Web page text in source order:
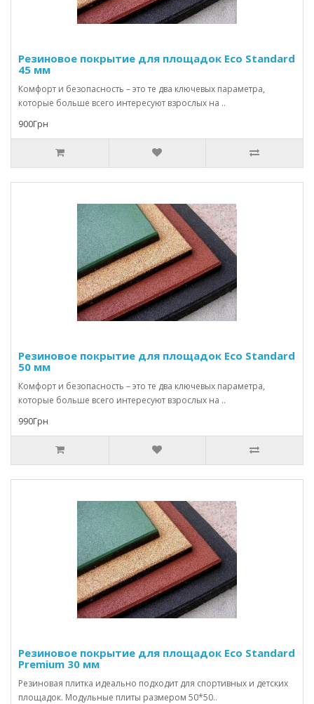
Резиновое покрытие для площадок Eco Standard
45 мм
Комфорт и безопасность – это те два ключевых параметра,
которые больше всего интересуют взрослых на ..
900Грн
Резиновое покрытие для площадок Eco Standard
50 мм
Комфорт и безопасность – это те два ключевых параметра,
которые больше всего интересуют взрослых на ..
990Грн
Резиновое покрытие для площадок Eco Standard
Premium 30 мм
Резиновая плитка идеально подходит для спортивных и детских
площадок. Модульные плиты размером 50*50..